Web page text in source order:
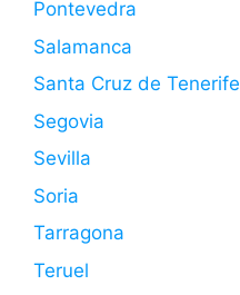
Pontevedra
Salamanca
Santa Cruz de Tenerife
Segovia
Sevilla
Soria
Tarragona
Teruel